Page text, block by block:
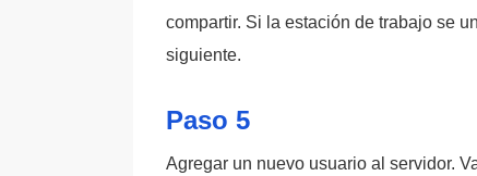
compartir. Si la estación de trabajo se
siguiente.
Paso 5
Agregar un nuevo usuario al servidor.